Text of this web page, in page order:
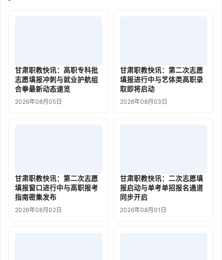
甘肃职教快讯：高职专科批
志愿填报冲刺与就业护航组
合拳最新动态速览
2026年08月05日
甘肃职教快讯：第二次志愿
填报进行中与艺体类高职录
取即将启动
2026年08月03日
甘肃职教快讯：第二次志愿
填报窗口进行中与高职报考
指南密集发布
2026年08月02日
甘肃职教快讯：二次志愿填
报启动与单考单招报名通道
同步开启
2026年08月01日